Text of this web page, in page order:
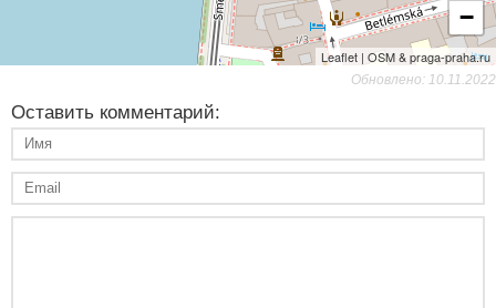
−
Leaflet | OSM & praga-praha.ru
Обновлено: 10.11.2022
Оставить комментарий: